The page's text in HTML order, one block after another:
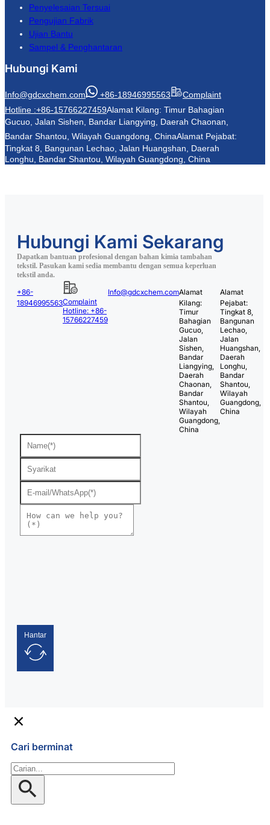
Penyelesaian Tersuai
Pengujian Fabrik
Ujian Bantu
Sampel & Penghantaran
Hubungi Kami
Info@gdcxchem.com +86-18946995563
Complaint
Hotline :+86-15766227459Alamat Kilang: Timur Bahagian
Gucuo, Jalan Sishen, Bandar Liangying, Daerah Chaonan,
Bandar Shantou, Wilayah Guangdong, ChinaAlamat Pejabat:
Tingkat 8, Bangunan Lechao, Jalan Huangshan, Daerah
Longhu, Bandar Shantou, Wilayah Guangdong, China
Hubungi Kami Sekarang
Dapatkan bantuan profesional dengan bahan kimia tambahan
tekstil. Pasukan kami sedia membantu dengan semua keperluan
tekstil anda.
+86-
18946995563Complaint
Hotline: +86-
15766227459
Info@gdcxchem.comAlamat
Kilang:
Timur
Bahagian
Gucuo,
Jalan
Sishen,
Bandar
Liangying,
Daerah
Chaonan,
Bandar
Shantou,
Wilayah
Guangdong,
China
Alamat
Pejabat:
Tingkat 8,
Bangunan
Lechao,
Jalan
Huangshan,
Daerah
Longhu,
Bandar
Shantou,
Wilayah
Guangdong,
China
Hantar
Cari berminat
Gelintar